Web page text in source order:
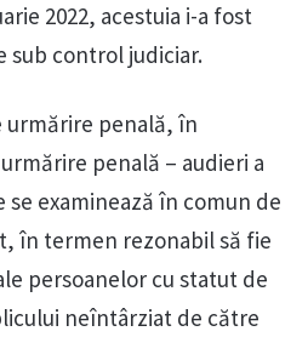
2022, acestuia i-a fost
sub control judiciar.
penală, în
penală – audieri a
examinează în comun de
în termen rezonabil să fie
persoanelor cu statut de
neîntârziat de către